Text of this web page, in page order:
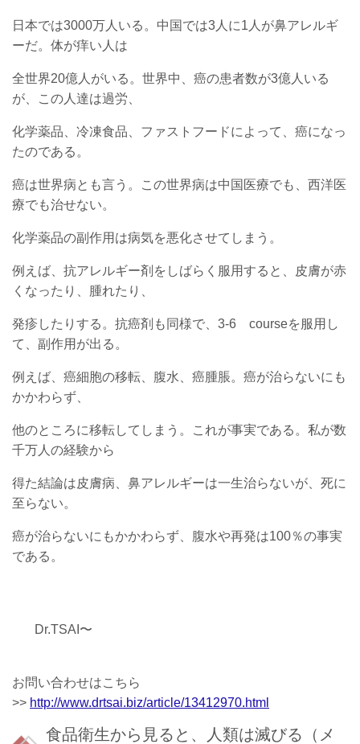
日本では3000万人いる。中国では3人に1人が鼻アレルギ
ーだ。体が痒い人は
全世界20億人がいる。世界中、癌の患者数が3億人いる
が、この人達は過労、
化学薬品、冷凍食品、ファストフードによって、癌になっ
たのである。
癌は世界病とも言う。この世界病は中国医療でも、西洋医
療でも治せない。
化学薬品の副作用は病気を悪化させてしまう。
例えば、抗アレルギー剤をしばらく服用すると、皮膚が赤
くなったり、腫れたり、
発疹したりする。抗癌剤も同様で、3-6 courseを服用し
て、副作用が出る。
例えば、癌細胞の移転、腹水、癌腫脹。癌が治らないにも
かかわらず、
他のところに移転してしまう。これが事実である。私が数
千万人の経験から
得た結論は皮膚病、鼻アレルギーは一生治らないが、死に
至らない。
癌が治らないにもかかわらず、腹水や再発は100％の事実
である。
Dr.TSAI〜
お問い合わせはこちら
>> http://www.drtsai.biz/article/13412970.html
食品衛生から見ると、人類は滅びる（メ